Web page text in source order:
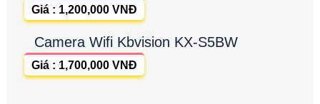
Giá : 1,200,000 VNĐ
Camera Wifi Kbvision KX-S5BW
Giá : 1,700,000 VNĐ